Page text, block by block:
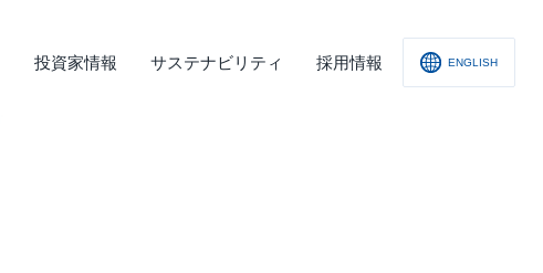
投資家情報 サステナビリティ 採用情報 ENGLISH